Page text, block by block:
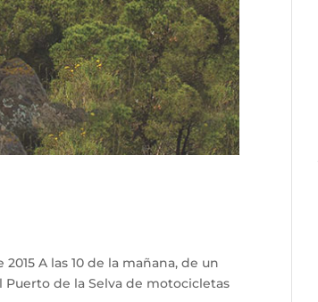
A las 10 de la mañana, de un
de la Selva de motocicletas